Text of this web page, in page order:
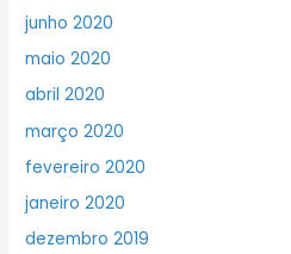
junho 2020
maio 2020
abril 2020
março 2020
fevereiro 2020
janeiro 2020
dezembro 2019